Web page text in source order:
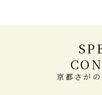
京都さが